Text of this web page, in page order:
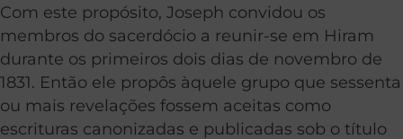
Com este propósito, Joseph convidou os
membros do sacerdócio a reunir-se em Hiram
durante os primeiros dois dias de novembro de
1831. Então ele propôs àquele grupo que sessenta
ou mais revelações fossem aceitas como
escrituras canonizadas e publicadas sob o título